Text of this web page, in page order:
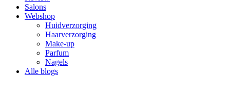
Salons
Webshop
Huidverzorging
Haarverzorging
Make-up
Parfum
Nagels
Alle blogs